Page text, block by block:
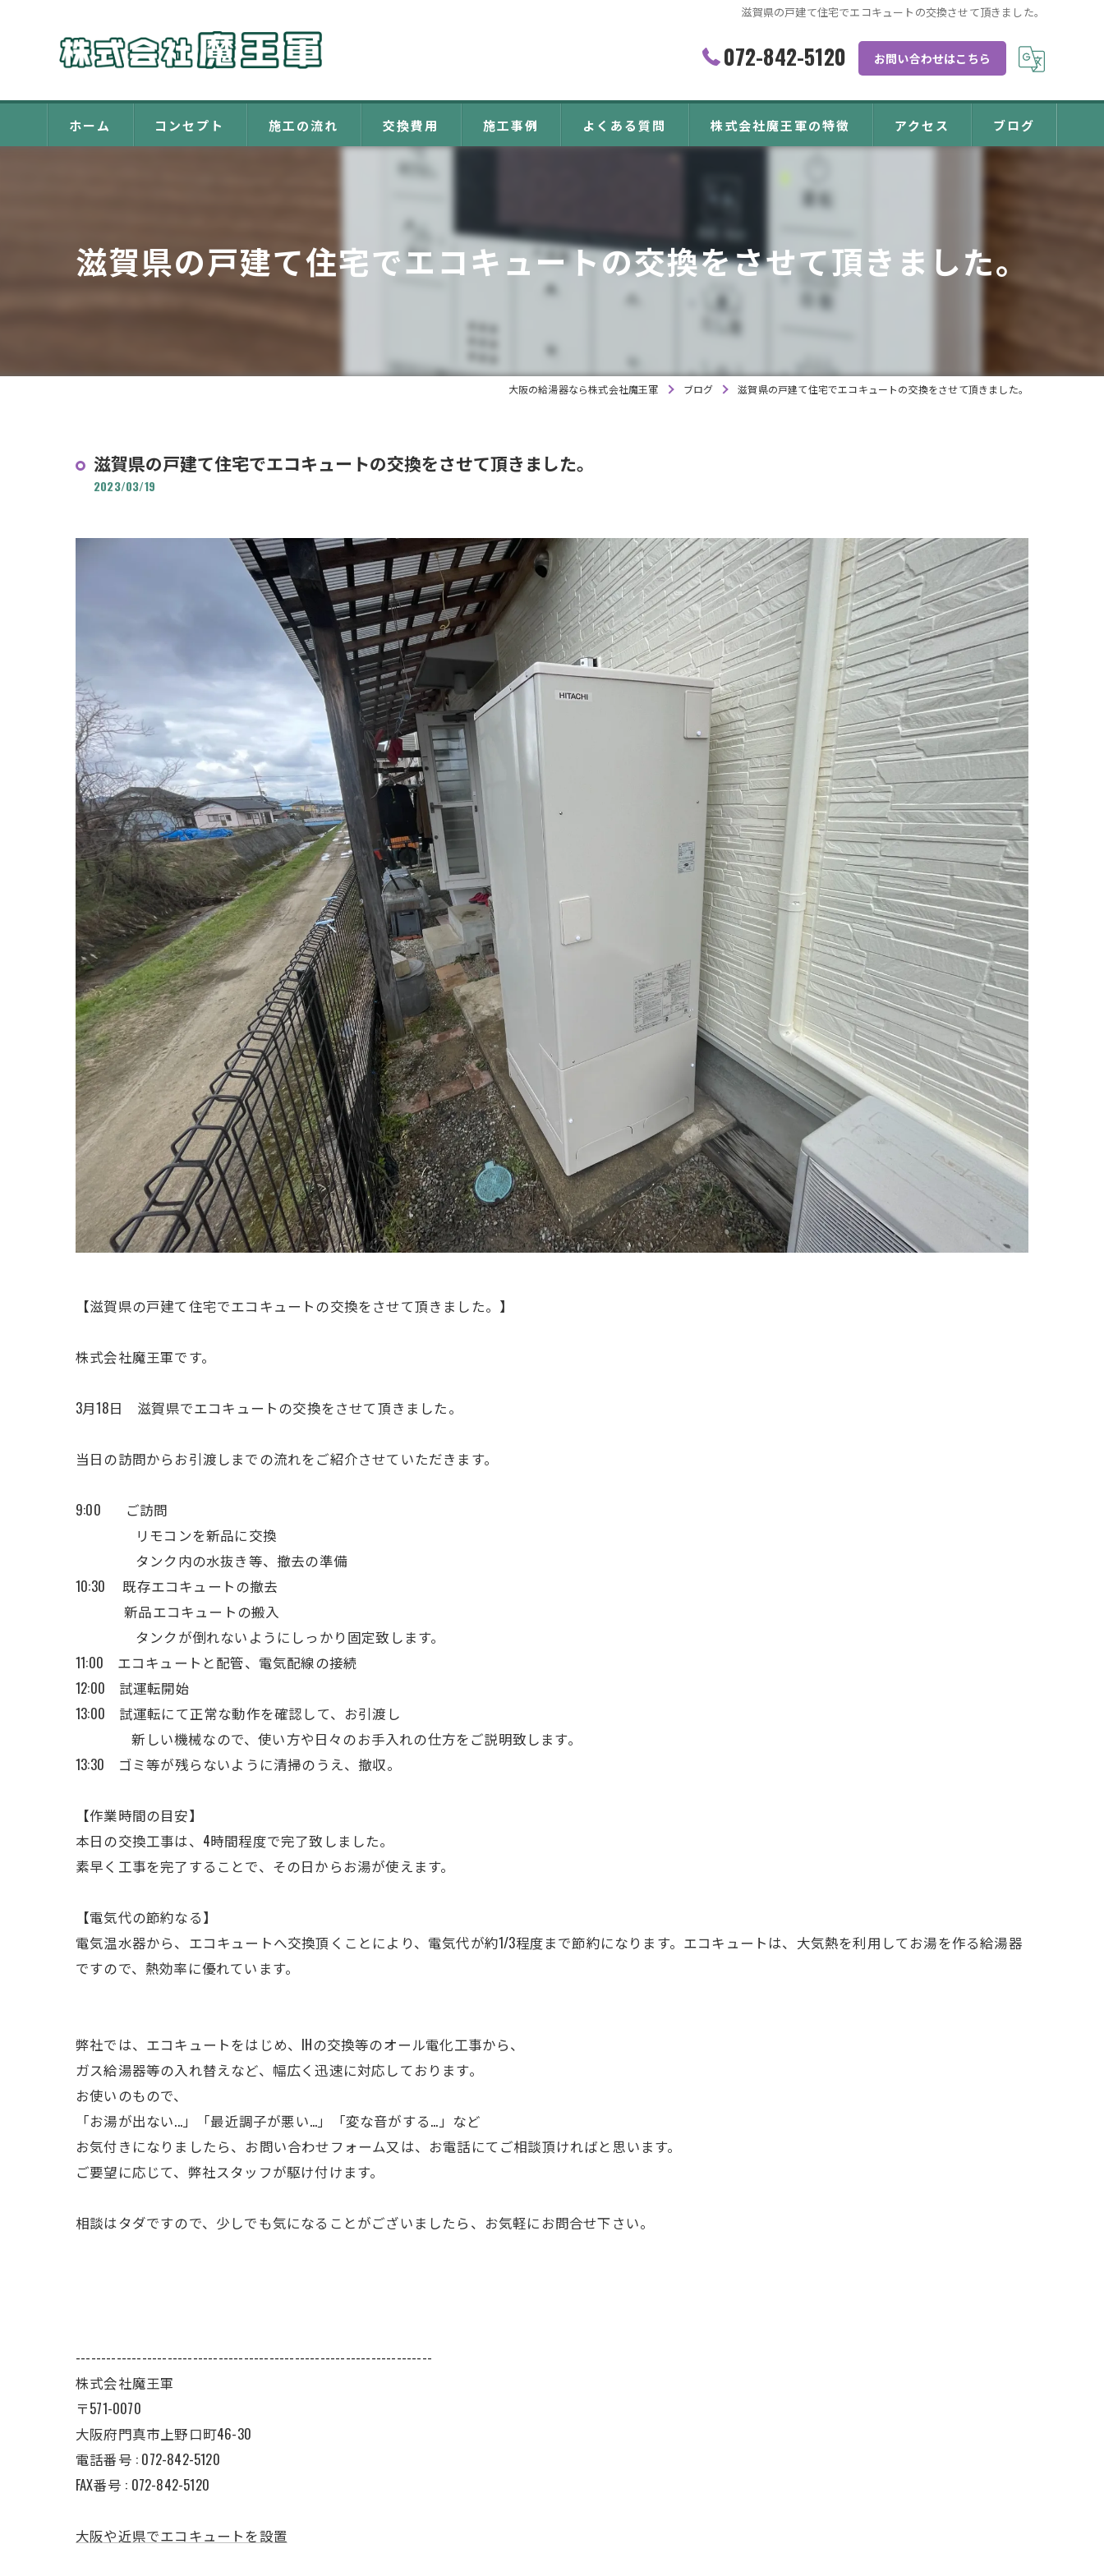
滋賀県の戸建て住宅でエコキュートの交換させて頂きました。
072-842-5120 お問い合わせはこちら
ホーム コンセプト 施工の流れ 交換費用 施工事例 よくある質問 株式会社魔王軍の特徴
交換
水漏れ
電気温水器
アクセス ブログ
滋賀県の戸建て住宅でエコキュートの交換をさせて頂きました。
大阪の給湯器なら株式会社魔王軍 ブログ 滋賀県の戸建て住宅でエコキュートの交換をさせて頂きました。
滋賀県の戸建て住宅でエコキュートの交換をさせて頂きました。
2023/03/19
【滋賀県の戸建て住宅でエコキュートの交換をさせて頂きました。】
株式会社魔王軍です。
3月18日 滋賀県でエコキュートの交換をさせて頂きました。
当日の訪問からお引渡しまでの流れをご紹介させていただきます。
9:00 ご訪問
リモコンを新品に交換
タンク内の水抜き等、撤去の準備
10:30 既存エコキュートの撤去
新品エコキュートの搬入
タンクが倒れないようにしっかり固定致します。
11:00 エコキュートと配管、電気配線の接続
12:00 試運転開始
13:00 試運転にて正常な動作を確認して、お引渡し
新しい機械なので、使い方や日々のお手入れの仕方をご説明致します。
13:30 ゴミ等が残らないように清掃のうえ、撤収。
【作業時間の目安】
本日の交換工事は、4時間程度で完了致しました。
素早く工事を完了することで、その日からお湯が使えます。
【電気代の節約なる】
電気温水器から、エコキュートへ交換頂くことにより、電気代が約1/3程度まで節約になります。エコキュートは、大気熱を利用してお湯を作る給湯器
ですので、熱効率に優れています。
弊社では、エコキュートをはじめ、IHの交換等のオール電化工事から、
ガス給湯器等の入れ替えなど、幅広く迅速に対応しております。
お使いのもので、
「お湯が出ない...」「最近調子が悪い...」「変な音がする...」など
お気付きになりましたら、お問い合わせフォーム又は、お電話にてご相談頂ければと思います。
ご要望に応じて、弊社スタッフが駆け付けます。
相談はタダですので、少しでも気になることがございましたら、お気軽にお問合せ下さい。
----------------------------------------------------------------------
株式会社魔王軍
〒571-0070
大阪府門真市上野口町46-30
電話番号 : 072-842-5120
FAX番号 : 072-842-5120
大阪や近県でエコキュートを設置